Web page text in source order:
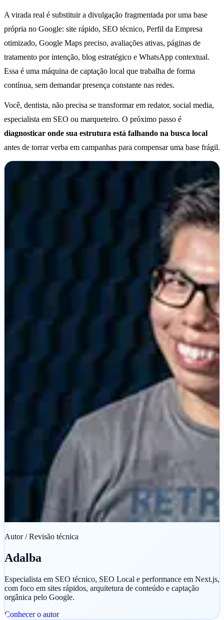
A virada real é substituir a divulgação fragmentada por uma base
própria no Google: site rápido, SEO técnico, Perfil da Empresa
otimizado, Google Maps preciso, avaliações ativas, páginas de
tratamento por intenção, blog estratégico e WhatsApp contextual.
Essa é uma máquina de captação local que trabalha de forma
contínua, sem demandar presença constante nas redes.
Você, dentista, não precisa se transformar em redator, social media,
especialista em SEO ou marqueteiro. O próximo passo é
diagnosticar onde sua estrutura está falhando na busca local
antes de torrar verba em campanhas para compensar uma base frágil.
Autor / Revisão técnica
Adalba
Especialista em SEO técnico, SEO Local e performance em Next.js,
com foco em sites rápidos, arquitetura de conteúdo e captação
orgânica pelo Google.
Conhecer o autor